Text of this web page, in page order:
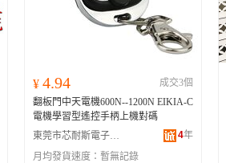
¥ 4.94
成交3個
翻板門中天電機600N--1200N EIKIA-C
電機學習型遙控手柄上機對碼
東莞市芯耐斯電子有限公司
4年
月均發貨速度： 暫無記錄